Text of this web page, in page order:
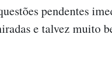
pendentes
e talvez muito